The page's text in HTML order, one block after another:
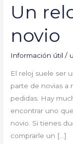
Un
novio
Información útil /
El reloj suele ser
parte de novias a
pedidas. Hay
encontrar uno
novio. Si tienes
comprarle un […]